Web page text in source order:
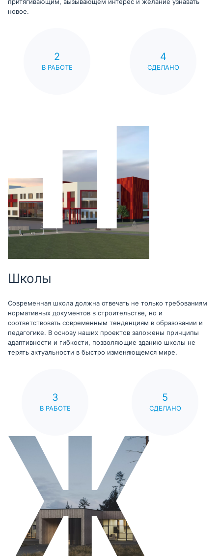
притягивающим, вызывающем интерес и желание узнавать
новое.
2
В РАБОТЕ
4
СДЕЛАНО
Школы
Современная школа должна отвечать не только требованиям
нормативных документов в строительстве, но и
соответствовать современным тенденциям в образовании и
педагогике. В основу наших проектов заложены принципы
адаптивности и гибкости, позволяющие зданию школы не
терять актуальности в быстро изменяющемся мире.
3
В РАБОТЕ
5
СДЕЛАНО